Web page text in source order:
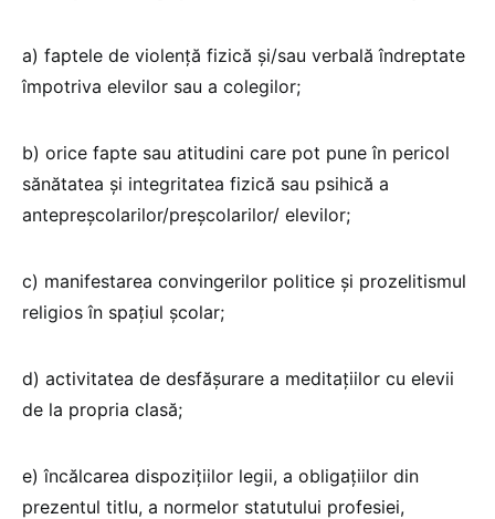
a) faptele de violență fizică și/sau verbală îndreptate
împotriva elevilor sau a colegilor;
b) orice fapte sau atitudini care pot pune în pericol
sănătatea și integritatea fizică sau psihică a
antepreșcolarilor/preșcolarilor/ elevilor;
c) manifestarea convingerilor politice și prozelitismul
religios în spațiul școlar;
d) activitatea de desfășurare a meditațiilor cu elevii
de la propria clasă;
e) încălcarea dispozițiilor legii, a obligațiilor din
prezentul titlu, a normelor statutului profesiei,